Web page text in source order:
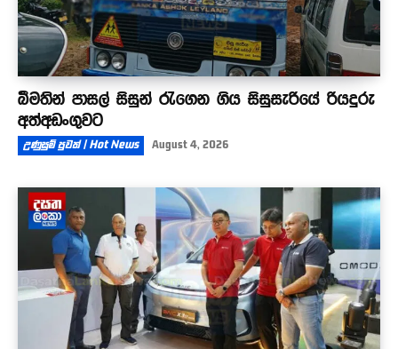
බීමතින් පාසල් සිසුන් රැගෙන ගිය සිසුසැරියේ රියදුරු
අත්අඩංගුවට
උණුසුම් පුවත් | Hot News August 4, 2026